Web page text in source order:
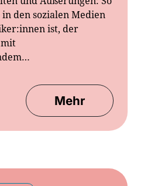
den sozialen Medien
ist, der
mit
Mehr